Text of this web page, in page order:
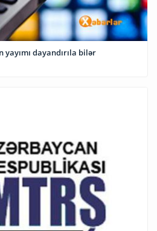
yayımı dayandırıla bilər